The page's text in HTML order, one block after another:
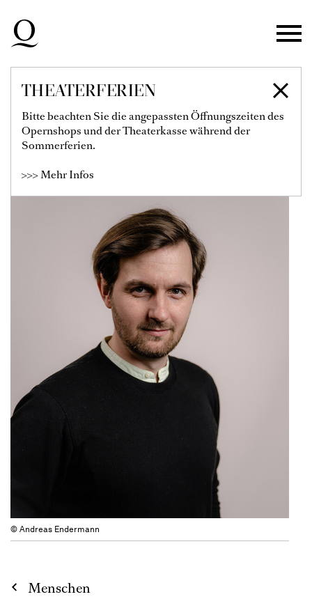
Zur Hauptnavigation springen
Zum Hauptinhalt springen
Zum Footer springen
THEATERFERIEN
Bitte beachten Sie die angepassten Öffnungszeiten des
Opernshops und der Theaterkasse während der
Sommerferien.
>>> Mehr Infos
ROMAN HOZA
© Andreas Endermann
Menschen